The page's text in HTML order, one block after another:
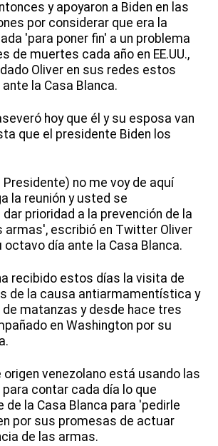
y apoyaron a Biden en las
por considerar que era la
'para poner fin' a un problema
de muertes cada año en EE.UU.,
Oliver en sus redes estos
la Casa Blanca.
hoy que él y su esposa van
que el presidente Biden los
Presidente) no me voy de aquí
la reunión y usted se
prioridad a la prevención de la
armas', escribió en Twitter Oliver
día ante la Casa Blanca.
recibido estos días la visita de
de la causa antiarmamentística y
matanzas y desde hace tres
en Washington por su
origen venezolano está usando las
contar cada día lo que
de la Casa Blanca para 'pedirle
por sus promesas de actuar
de las armas.